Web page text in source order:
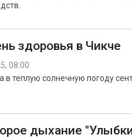
здоровья в Чикче
08:00
в теплую солнечную погоду
дыхание